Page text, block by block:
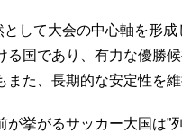
して大会の中心軸を形成
国であり、有力な優勝
た、長期的な安定性を維
挙がるサッカー大国は”